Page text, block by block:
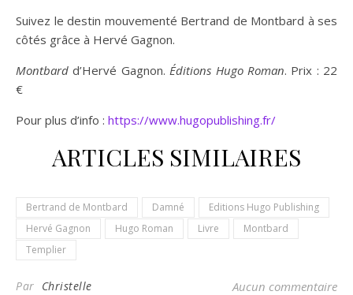
Suivez le destin mouvementé Bertrand de Montbard à ses
côtés grâce à Hervé Gagnon.
Montbard d’Hervé Gagnon.Éditions Hugo Roman. Prix : 22
€
Pour plus d’info : https://www.hugopublishing.fr/
ARTICLES SIMILAIRES
Bertrand de Montbard Damné
Editions Hugo Publishing
Hervé Gagnon
Hugo Roman Livre
Montbard
Templier
Par Christelle Aucun commentaire